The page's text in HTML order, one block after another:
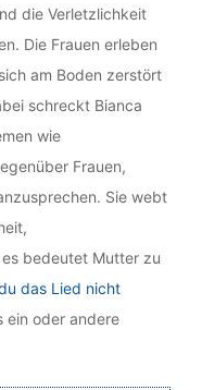
die Verletzlichkeit
Die Frauen erleben
am Boden zerstört
schreckt Bianca
wie
Frauen,
Sie webt
bedeutet Mutter zu
das Lied nicht
ein oder andere